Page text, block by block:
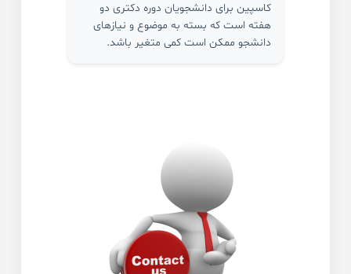
کاسپین برای دانشجویان دوره دکتری دو
هفته است که بسته به موضوع و نیازهای
دانشجو ممکن است کمی متغیر باشد.